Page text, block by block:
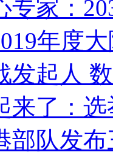
专家：
年度
发起人
来了：
部队发